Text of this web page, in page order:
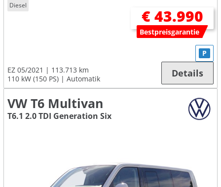
Diesel
€ 43.990
Bestpreisgarantie
EZ 05/2021
113.713 km
110 kW (150 PS)
Automatik
P
Details
VW T6 Multivan
T6.1 2.0 TDI Generation Six